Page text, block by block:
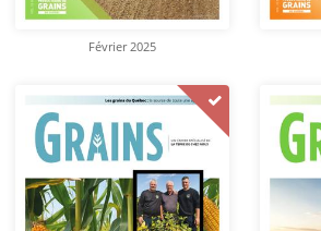
Février 2025